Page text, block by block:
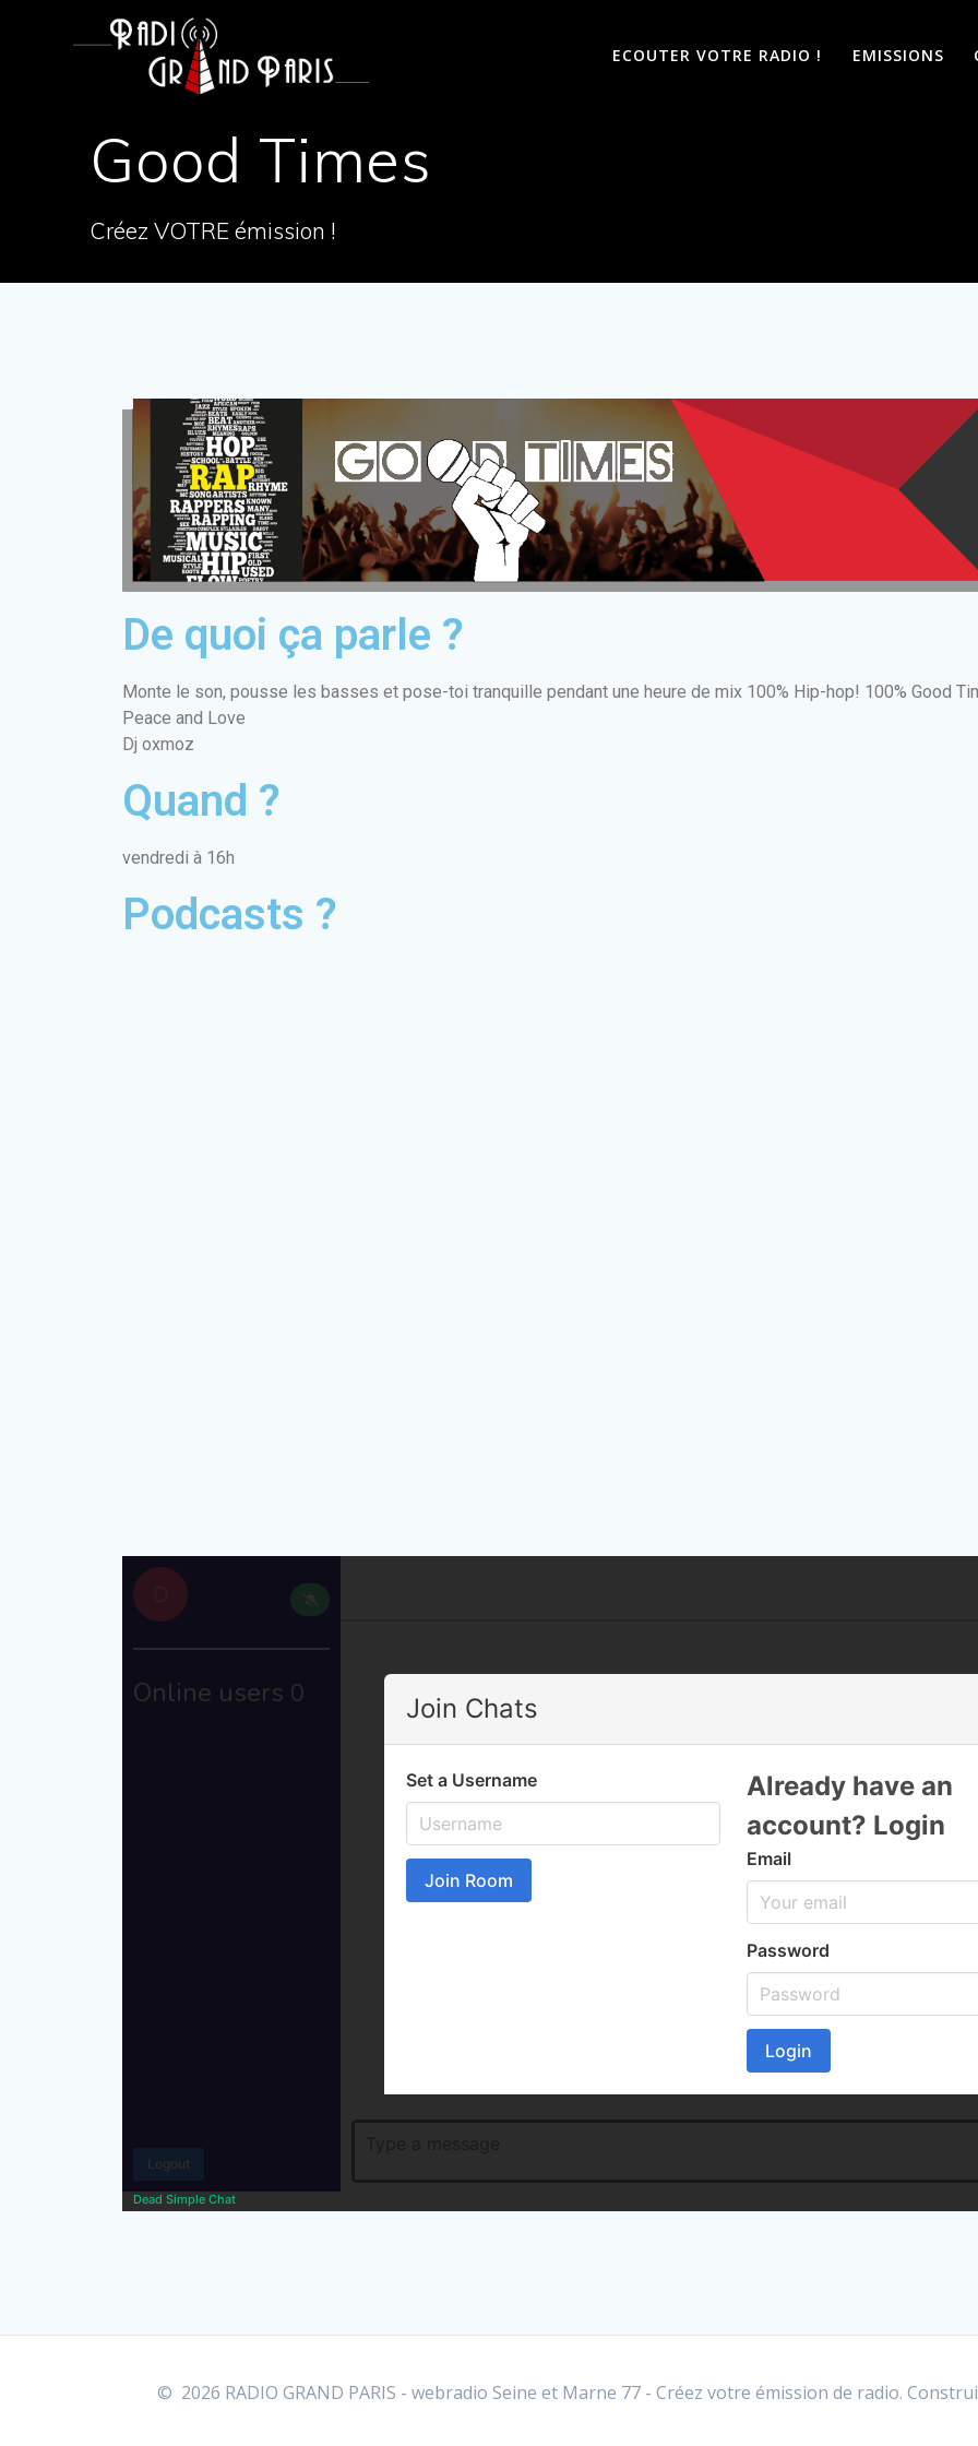
ECOUTER VOTRE RADIO ! EMISSIONS
Good Times
Créez VOTRE émission !
De quoi ça parle ?
Monte le son, pousse les basses et pose-toi tranquille pendant une heure de mix 100% Hip-hop! 100% Good
Peace and Love
Dj oxmoz
Quand ?
vendredi à 16h
Podcasts ?
© 2026 RADIO GRAND PARIS - webradio Seine et Marne 77 - Créez votre émission de radio.